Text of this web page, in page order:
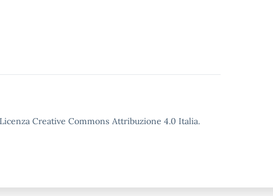
Creative Commons Attribuzione 4.0 Italia.